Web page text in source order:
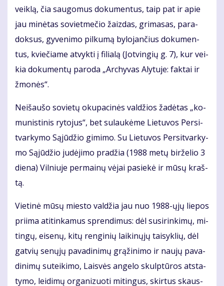
veik­lą, čia sau­go­mus do­ku­men­tus, taip pat ir apie
jau mi­nė­tas so­viet­me­čio žaiz­das, gri­ma­sas, pa­ra­
dok­sus, gy­ve­ni­mo pil­ku­mą by­lo­jan­čius do­ku­men­
tus, kvie­čia­me at­vyk­ti į fi­lia­lą (Jot­vin­gių g. 7), kur vei­
kia do­ku­men­tų pa­ro­da „Ar­chy­vas Aly­tu­je: fak­tai ir
žmo­nės“.
Ne­iš­au­šo so­vie­tų oku­pa­ci­nės val­džios ža­dė­tas „ko­
mu­nis­ti­nis ry­to­jus“, bet su­lau­kė­me Lie­tu­vos Per­si­
tvar­ky­mo Są­jū­džio gi­mi­mo. Su Lie­tu­vos Per­si­tvar­ky­
mo Są­jū­džio ju­dė­ji­mo pra­džia (1988 me­tų bir­že­lio 3
die­na) Vil­niu­je per­mai­nų vė­jai pa­sie­kė ir mū­sų kraš­
tą.
Vie­ti­nė mū­sų mies­to val­džia jau nuo 1988-ųjų lie­pos
pri­ima ati­tin­ka­mus spren­di­mus: dėl su­si­rin­ki­mų, mi­
tin­gų, ei­se­nų, ki­tų ren­gi­nių lai­ki­nų­jų tai­syk­lių, dėl
gat­vių se­nų­jų pa­va­di­ni­mų grą­ži­ni­mo ir nau­jų pa­va­
di­ni­mų su­tei­ki­mo, Lais­vės an­ge­lo skulp­tū­ros at­sta­
ty­mo, lei­di­mų or­ga­ni­zuo­ti mi­tin­gus, skir­tus skaus­